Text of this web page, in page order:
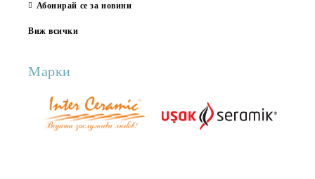
Абонирай се за новини
Виж всички
Марки